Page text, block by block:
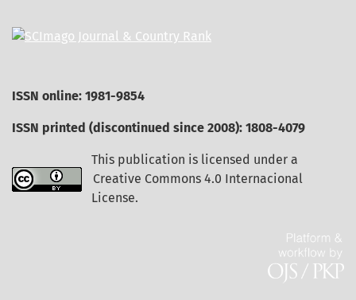
ISSN online: 1981-9854
ISSN printed (discontinued since 2008): 1808-4079
This publication is licensed under a
Creative Commons 4.0 Internacional
License.